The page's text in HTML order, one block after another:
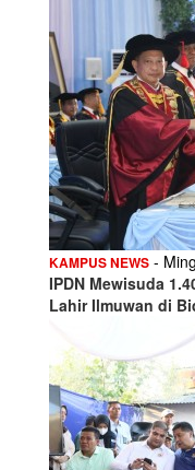
KAMPUS NEWS -
IPDN Mewisuda
Lahir Ilmuwan di